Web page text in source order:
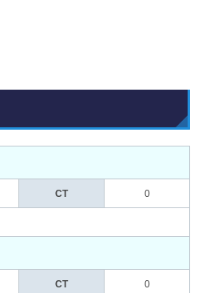
CT 0
CT 0